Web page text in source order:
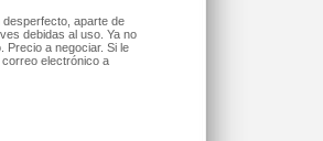
desperfecto, aparte de
debidas al uso. Ya no
Precio a negociar. Si le
electrónico a